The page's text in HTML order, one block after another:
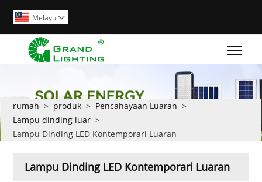
Melayu 
rumah > produk > Pencahayaan Luaran >
Lampu dinding luar >
Lampu Dinding LED Kontemporari Luaran
Lampu Dinding LED Kontemporari Luaran